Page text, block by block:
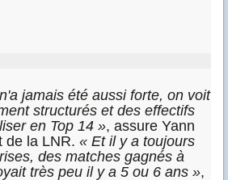
jamais été aussi forte, on voit
structurés et des effectifs
en Top 14 », assure Yann
de la LNR. « Et il y a toujours
des matches gagnés à
très peu il y a 5 ou 6 ans »,